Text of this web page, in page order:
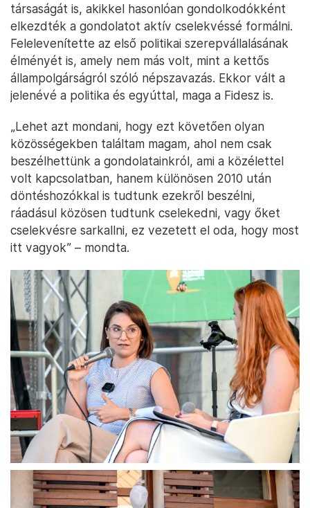
társaságát is, akikkel hasonlóan gondolkodókként
elkezdték a gondolatot aktív cselekvéssé formálni.
Felelevenítette az első politikai szerepvállalásának
élményét is, amely nem más volt, mint a kettős
állampolgárságról szóló népszavazás. Ekkor vált a
jelenévé a politika és egyúttal, maga a Fidesz is.
„Lehet azt mondani, hogy ezt követően olyan
közösségekben találtam magam, ahol nem csak
beszélhettünk a gondolatainkról, ami a közélettel
volt kapcsolatban, hanem különösen 2010 után
döntéshozókkal is tudtunk ezekről beszélni,
ráadásul közösen tudtunk cselekedni, vagy őket
cselekvésre sarkallni, ez vezetett el oda, hogy most
itt vagyok” – mondta.